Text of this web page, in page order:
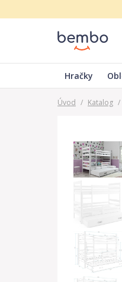
Hračky
Úvod / Katalog /